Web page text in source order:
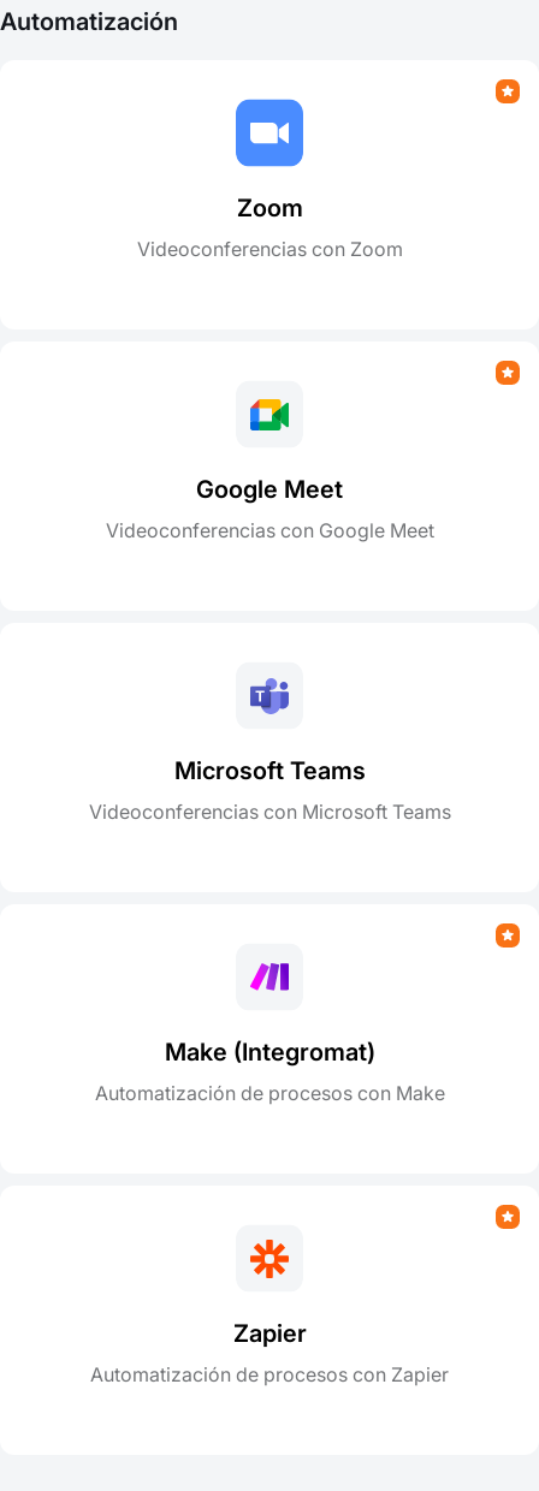
Automatización
Zoom
Videoconferencias con Zoom
Google Meet
Videoconferencias con Google Meet
Microsoft Teams
Videoconferencias con Microsoft Teams
Make (Integromat)
Automatización de procesos con Make
Zapier
Automatización de procesos con Zapier